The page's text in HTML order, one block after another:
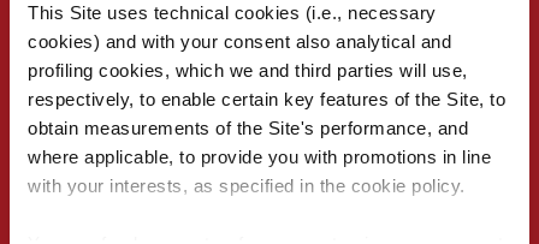
This Site uses technical cookies (i.e., necessary
cookies) and with your consent also analytical and
profiling cookies, which we and third parties will use,
respectively, to enable certain key features of the Site, to
obtain measurements of the Site's performance, and
where applicable, to provide you with promotions in line
with your interests, as specified in the cookie policy.
Motori per avvolgibili